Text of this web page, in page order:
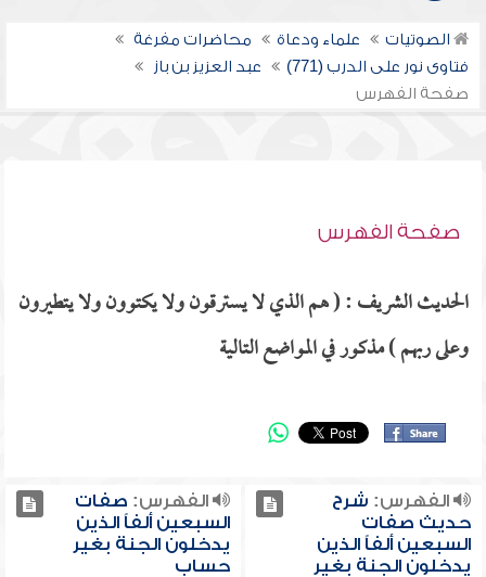
الصوتيات علماء ودعاة
محاضرات مفرغة
فتاوى نور على الدرب (771)
عبد العزيز بن باز
صفحة الفهرس
صفحة الفهرس
الحديث الشريف : ( هم الذي لا يسترقون ولا يكتوون ولا يتطيرون
وعلى ربهم ) مذكور في المواضع التالية
الفهرس: شرح
حديث صفات
السبعين ألفاً الذين
يدخلون الجنة بغير
الفهرس: صفات
السبعين ألفاً الذين
يدخلون الجنة بغير
حساب